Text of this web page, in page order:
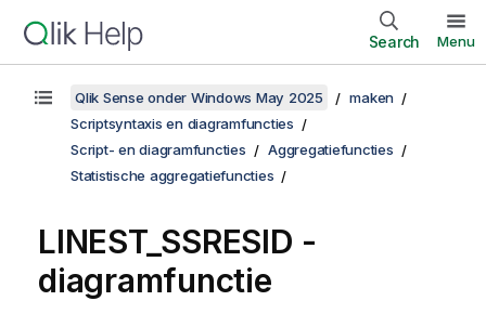
Search Menu
Qlik Sense onder Windows May 2025
maken
Scriptsyntaxis en diagramfuncties
Script- en diagramfuncties
Aggregatiefuncties
Statistische aggregatiefuncties
LINEST_SSRESID -
diagramfunctie